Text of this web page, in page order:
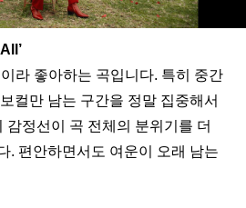
라 좋아하는 곡입니다. 특히 중간
컬만 남는 구간을 정말 집중해서
감정선이 곡 전체의 분위기를 더
. 편안하면서도 여운이 오래 남는